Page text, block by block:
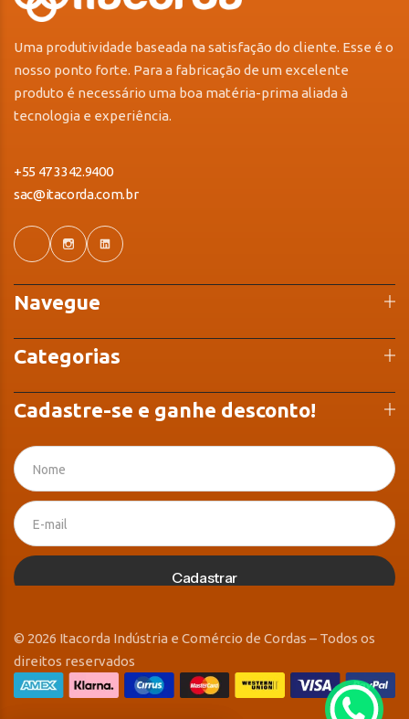
Uma produtividade baseada na satisfação do cliente. Esse é o
nosso ponto forte. Para a fabricação de um excelente
produto é necessário uma boa matéria-prima aliada à
tecnologia e experiência.
+55 47 3342.9400
sac@itacorda.com.br
Navegue
Categorias
Cadastre-se e ganhe desconto!
Cadastrar
© 2026 Itacorda Indústria e Comércio de Cordas – Todos os
direitos reservados